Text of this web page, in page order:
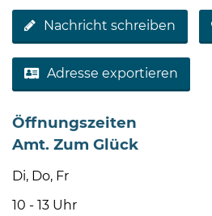
Nachricht schreiben
Adresse exportieren
Öffnungszeiten
Amt. Zum Glück
Di, Do, Fr
10 - 13 Uhr